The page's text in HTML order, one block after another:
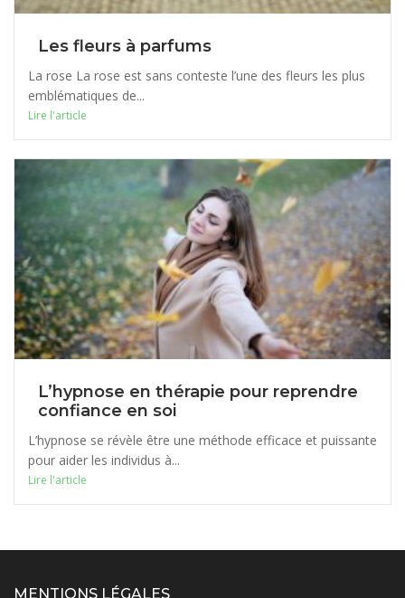
Les fleurs à parfums
La rose La rose est sans conteste l’une des fleurs les plus
emblématiques de...
Lire l'article
L’hypnose en thérapie pour reprendre
confiance en soi
L’hypnose se révèle être une méthode efficace et puissante
pour aider les individus à...
Lire l'article
MENTIONS LÉGALES